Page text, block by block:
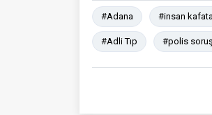
#Adana #insan
#Adli Tıp #polis